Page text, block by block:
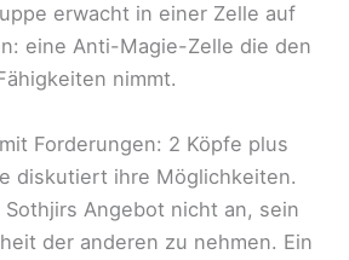
erwacht in einer Zelle auf
eine Anti-Magie-Zelle die den
nimmt.
Forderungen: 2 Köpfe plus
diskutiert ihre Möglichkeiten.
Sothjirs Angebot nicht an, sein
der anderen zu nehmen. Ein